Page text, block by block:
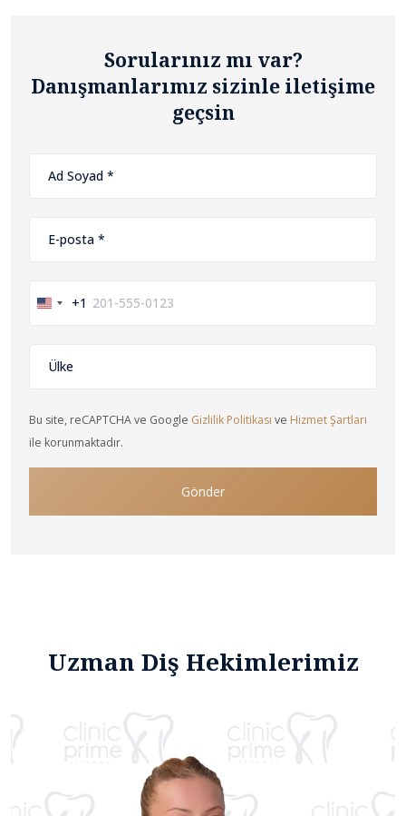
Sorularınız mı var?
Danışmanlarımız sizinle iletişime
geçsin
United+1
Bu site, reCAPTCHA ve Google Gizlilik Politikası ve Hizmet Şartları
ile korunmaktadır.
Gönder
Uzman Diş Hekimlerimiz